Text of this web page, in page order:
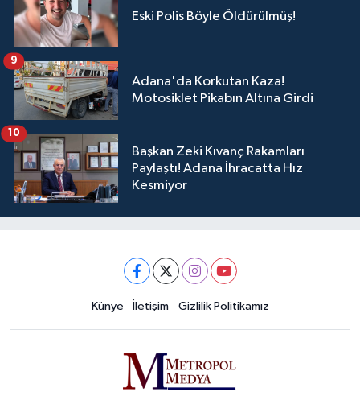
Eski Polis Böyle Öldürülmüş!
Adana'da Korkutan Kaza!
Motosiklet Pikabın Altına Girdi
9
Başkan Zeki Kıvanç Rakamları
Paylaştı! Adana İhracatta Hız
Kesmiyor
10
Künye İletişim Gizlilik Politikamız